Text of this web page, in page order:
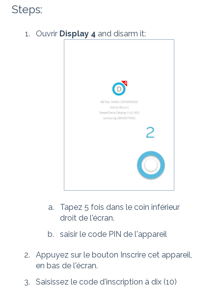
Steps:
Ouvrir Display 4 and disarm it:
Tapez 5 fois dans le coin inférieur
droit de l'écran.
saisir le code PIN de l'appareil
Appuyez sur le bouton Inscrire cet appareil,
en bas de l'écran.
Saisissez le code d'inscription à dix (10)